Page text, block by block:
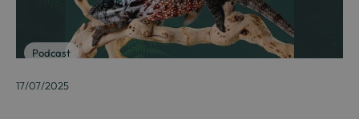
Podcast
17/07/2025